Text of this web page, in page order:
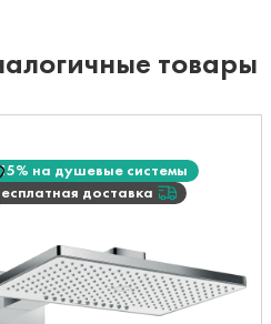
товары
на душевые системы
доставка